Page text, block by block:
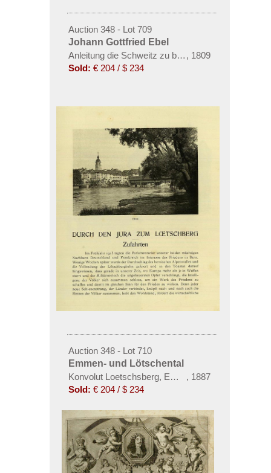
Auction 348 - Lot 709
Johann Gottfried Ebel
Anleitung die Schweitz zu bereisen, 4 Bde. 1809
, 1809
Sold: € 204 / $ 234
Auction 348 - Lot 710
Emmen- und Lötschental
Konvolut Loetschsberg, Emmental, 6 Bde. 1887-
, 1887
Sold: € 204 / $ 234